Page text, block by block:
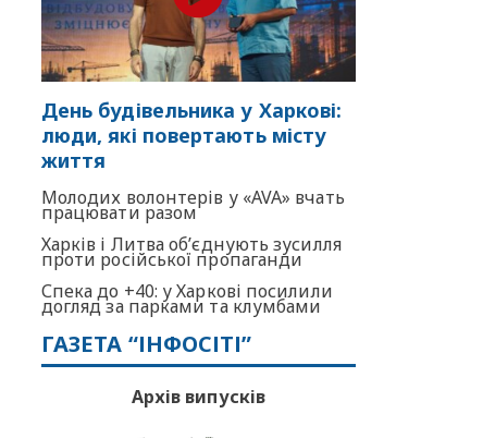
День будівельника у Харкові:
люди, які повертають місту
життя
Молодих волонтерів у «AVA» вчать
працювати разом
Харків і Литва об’єднують зусилля
проти російської пропаганди
Спека до +40: у Харкові посилили
догляд за парками та клумбами
ГАЗЕТА “ІНФОСІТІ”
Архів випусків